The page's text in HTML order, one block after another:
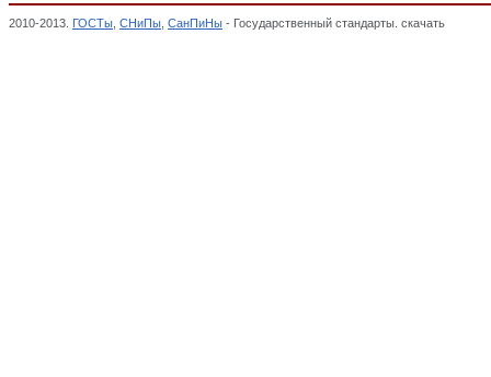
2010-2013. ГОСТы СНиПы СанПиНы - Государственный стандарты. скачать